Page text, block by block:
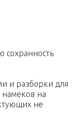
сохранность
и разборки для
намеков на
не